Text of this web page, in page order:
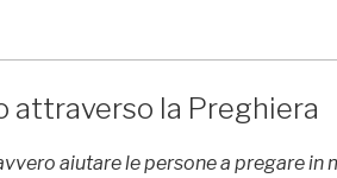
attraverso la Preghiera
aiutare le persone a pregare in